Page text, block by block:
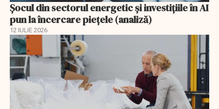
Șocul din sectorul energetic și investițiile în AI
pun la încercare piețele (analiză)
12 IULIE 2026
EXCLUSIV